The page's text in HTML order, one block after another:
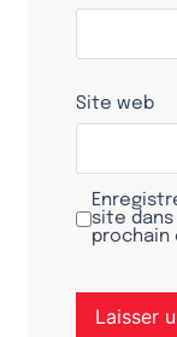
Site web
site
prochain